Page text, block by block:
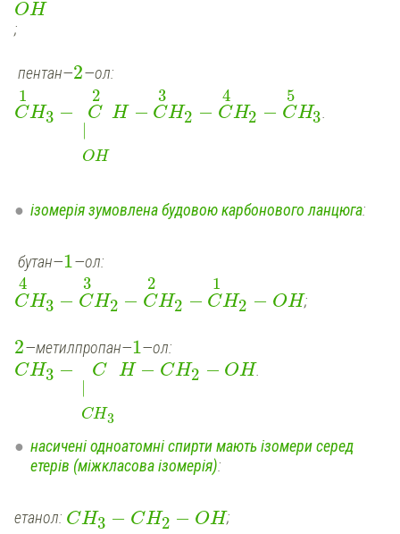
OH
;
пентан—2—ол:
C
1
H3 − C
2
|
OH
H − C
3
H2 − C
4
H2 − C
5
H3.
ізомерія зумовлена будовою карбонового ланцюга:
бутан—1—ол:
C
4
H3 − C
3
H2 − C
2
H2 − C
1
H2 − OH;
2—метилпропан—1—ол:
CH3 − C
|
CH3
H − CH2 − OH.
насичені одноатомні спирти мають ізомери серед
етерів (міжкласова ізомерія):
етанол: CH3 − CH2 − OH;